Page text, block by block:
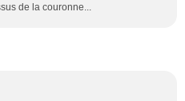
de la couronne...